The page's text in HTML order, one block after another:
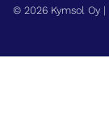
© 2026 Kymsol Oy |